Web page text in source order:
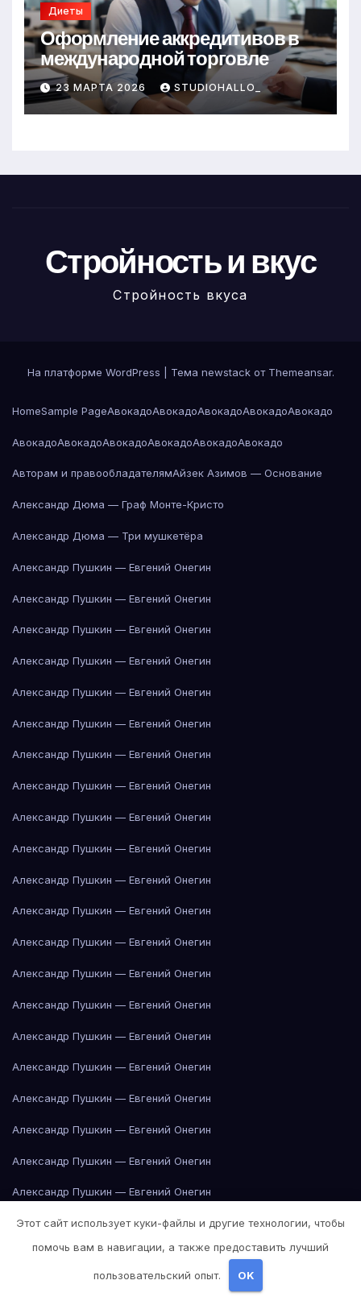
Диеты
Оформление аккредитивов в
международной торговле
23 МАРТА 2026 STUDIOHALLO_
Стройность и вкус
Стройность вкуса
На платформе WordPress Тема newstack от Themeansar.
HomeSample PageАвокадоАвокадоАвокадоАвокадоАвокадо
АвокадоАвокадоАвокадоАвокадоАвокадоАвокадо
Авторам и правообладателямАйзек Азимов — Основание
Александр Дюма — Граф Монте-Кристо
Александр Дюма — Три мушкетёра
Александр Пушкин — Евгений Онегин
Александр Пушкин — Евгений Онегин
Александр Пушкин — Евгений Онегин
Александр Пушкин — Евгений Онегин
Александр Пушкин — Евгений Онегин
Александр Пушкин — Евгений Онегин
Александр Пушкин — Евгений Онегин
Александр Пушкин — Евгений Онегин
Александр Пушкин — Евгений Онегин
Александр Пушкин — Евгений Онегин
Александр Пушкин — Евгений Онегин
Александр Пушкин — Евгений Онегин
Александр Пушкин — Евгений Онегин
Александр Пушкин — Евгений Онегин
Александр Пушкин — Евгений Онегин
Александр Пушкин — Евгений Онегин
Александр Пушкин — Евгений Онегин
Александр Пушкин — Евгений Онегин
Александр Пушкин — Евгений Онегин
Александр Пушкин — Евгений Онегин
Александр Пушкин — Евгений Онегин
Александр Пушкин — Евгений Онегин
Александр Пушкин — Евгений Онегин
Этот сайт использует куки-файлы и другие технологии, чтобы
помочь вам в навигации, а также предоставить лучший
пользовательский опыт. OK